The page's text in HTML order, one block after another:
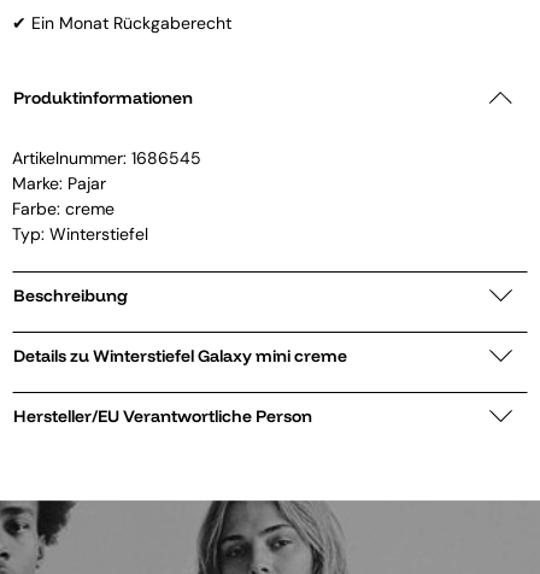
✔ Ein Monat Rückgaberecht
Produktinformationen
Artikelnummer: 1686545
Marke: Pajar
Farbe: creme
Typ: Winterstiefel
Beschreibung
Details zu Winterstiefel Galaxy mini creme
Hersteller/EU Verantwortliche Person